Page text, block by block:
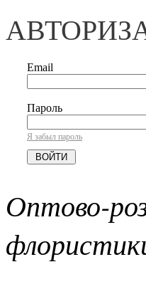
Email
Пароль
Я забыл пароль
Оптово-